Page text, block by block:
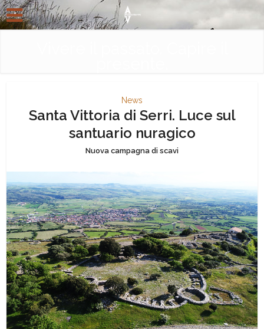
News
Santa Vittoria di Serri. Luce sul
santuario nuragico
Nuova campagna di scavi